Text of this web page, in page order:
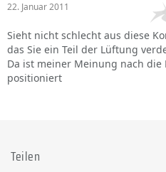
22. Januar 2011
Sieht nicht schlecht aus diese
das Sie ein Teil der Lüftung
Da ist meiner Meinung nach die
positioniert
Teilen